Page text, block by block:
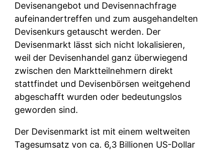
Devisenangebot und Devisennachfrage
aufeinandertreffen und zum ausgehandelten
Devisenkurs getauscht werden. Der
Devisenmarkt lässt sich nicht lokalisieren,
weil der Devisenhandel ganz überwiegend
zwischen den Marktteilnehmern direkt
stattfindet und Devisenbörsen weitgehend
abgeschafft wurden oder bedeutungslos
geworden sind.
Der Devisenmarkt ist mit einem weltweiten
Tagesumsatz von ca. 6,3 Billionen US-Dollar